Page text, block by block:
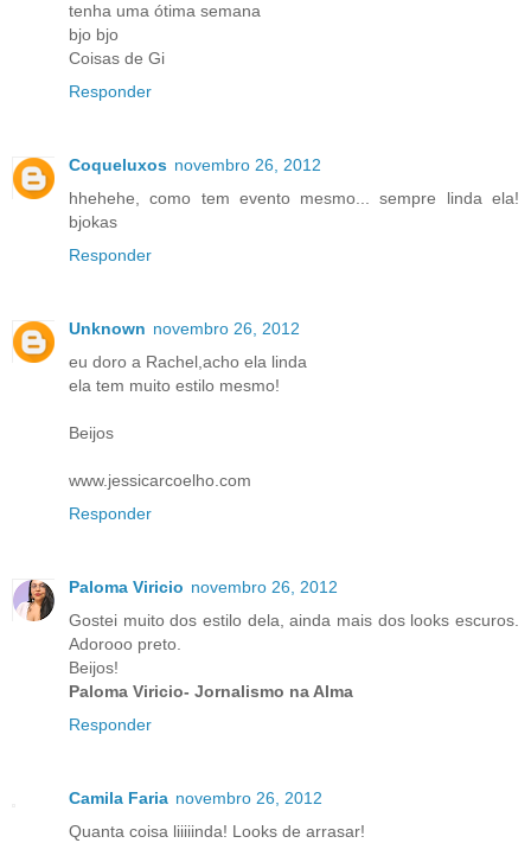
tenha uma ótima semana
bjo bjo
Coisas de Gi
Responder
Coqueluxos novembro 26, 2012
hhehehe, como tem evento mesmo... sempre linda ela!
bjokas
Responder
Unknown novembro 26, 2012
eu doro a Rachel,acho ela linda
ela tem muito estilo mesmo!
Beijos
www.jessicarcoelho.com
Responder
Paloma Viricio novembro 26, 2012
Gostei muito dos estilo dela, ainda mais dos looks escuros.
Adorooo preto.
Beijos!
Paloma Viricio- Jornalismo na Alma
Responder
Camila Faria novembro 26, 2012
Quanta coisa liiiiinda! Looks de arrasar!